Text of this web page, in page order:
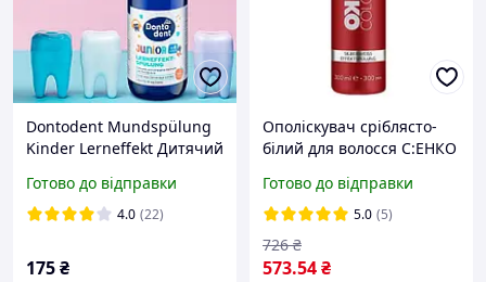
Dontodent Mundspülung
Kinder Lerneffekt Дитячий
нальоту зі смаком яблука
200 мл
Готово до відправки
4.0 (22)
175₴
Ополіскувач сріблясто-
білий для волосся C:ЕНКО
Готово до відправки
5.0 (5)
573.54₴
726 ₴